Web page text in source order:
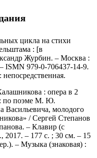
цикла на стихи
: [в
Журбин. – Москва :
ISMN 979-0-706437-14-9.
: опера в 2
: по поэме М. Ю.
Васильевича, молодого
/ Сергей Степанов
– Клавир (с
– 177 с. ; 30 см. – 15
– Музыка (знаковая) :